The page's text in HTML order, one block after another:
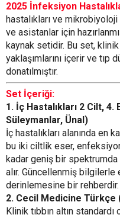
2025 İnfeksiyon
hastalıkları ve
ve asistanlar için
kaynak setidir. Bu set,
yaklaşımlarını içerir ve tıp
donatılmıştır.
Set İçeriği:
1. İç Hastalıkları 2 Cilt,
Süleymanlar, Ünal)
İç hastalıkları alanında en
bu iki ciltlik eser,
kadar geniş bir
alır. Güncellenmiş bilgilerle
derinlemesine bir rehberdir.
2. Cecil Medicine Türkçe
Klinik tıbbın altın standardı